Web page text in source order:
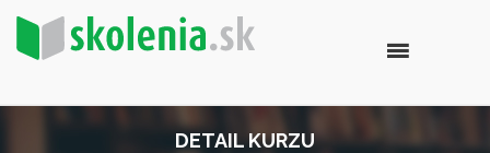
DETAIL KURZU